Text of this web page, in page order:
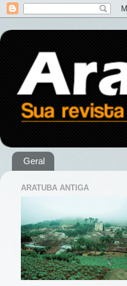
Geral
ARATUBA ANTIGA